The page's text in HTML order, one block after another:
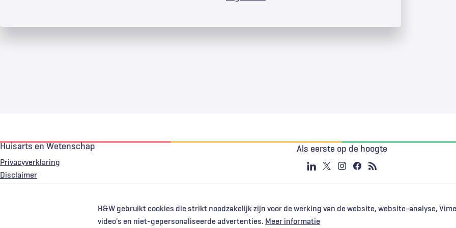
H&W gebruikt cookies die strikt noodzakelijk zijn voor de werking van de website, website-analyse,
video's en niet-gepersonaliseerde advertenties. Meer informatie
Huisarts en Wetenschap
Privacyverklaring
Voet
Disclaimer
Als eerste op de hoogte